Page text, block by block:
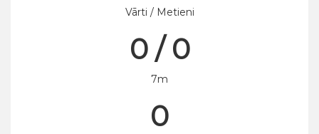
Vārti / Metieni
0 / 0
7m
0